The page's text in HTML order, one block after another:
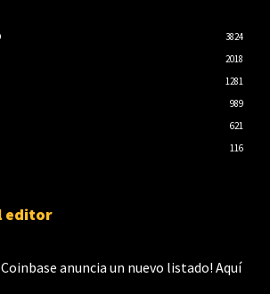
3824
2018
1281
989
621
116
editor
anuncia un nuevo listado! Aquí